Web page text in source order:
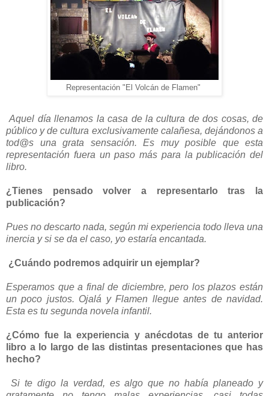
Representación "El Volcán de Flamen"
Aquel día llenamos la casa de la cultura de dos cosas, de
público y de cultura exclusivamente calañesa, dejándonos a
tod@s una grata sensación. Es muy posible que esta
representación fuera un paso más para la publicación del
libro.
¿Tienes pensado volver a representarlo tras la
publicación?
Pues no descarto nada, según mi experiencia todo lleva una
inercia y si se da el caso, yo estaría encantada.
¿Cuándo podremos adquirir un ejemplar?
Esperamos que a final de diciembre, pero los plazos están
un poco justos. Ojalá y Flamen llegue antes de navidad.
Esta es tu segunda novela infantil.
¿Cómo fue la experiencia y anécdotas de tu anterior
libro a lo largo de las distintas presentaciones que has
hecho?
Si te digo la verdad, es algo que no había planeado y